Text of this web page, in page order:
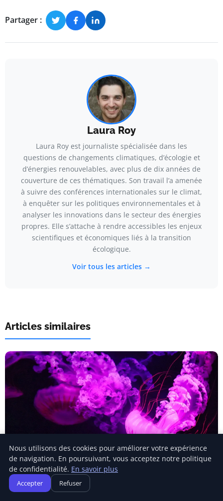
Partager :
Laura Roy
Laura Roy est journaliste spécialisée dans les
questions de changements climatiques, d’écologie et
d’énergies renouvelables, avec plus de dix années de
couverture de ces thématiques. Son travail l’a amenée
à suivre des conférences internationales sur le climat,
à enquêter sur les politiques environnementales et à
analyser les innovations dans le secteur des énergies
propres. Elle s’attache à rendre accessibles les enjeux
scientifiques et économiques liés à la transition
écologique.
Voir tous les articles →
Articles similaires
CHANGEMENTS CLIMATIQUES
Les océans flirtent déjà avec des
températures record avant le retour
Nous utilisons des cookies pour améliorer votre expérience
de navigation. En poursuivant, vous acceptez notre politique
de confidentialité. En savoir plus
Accepter Refuser